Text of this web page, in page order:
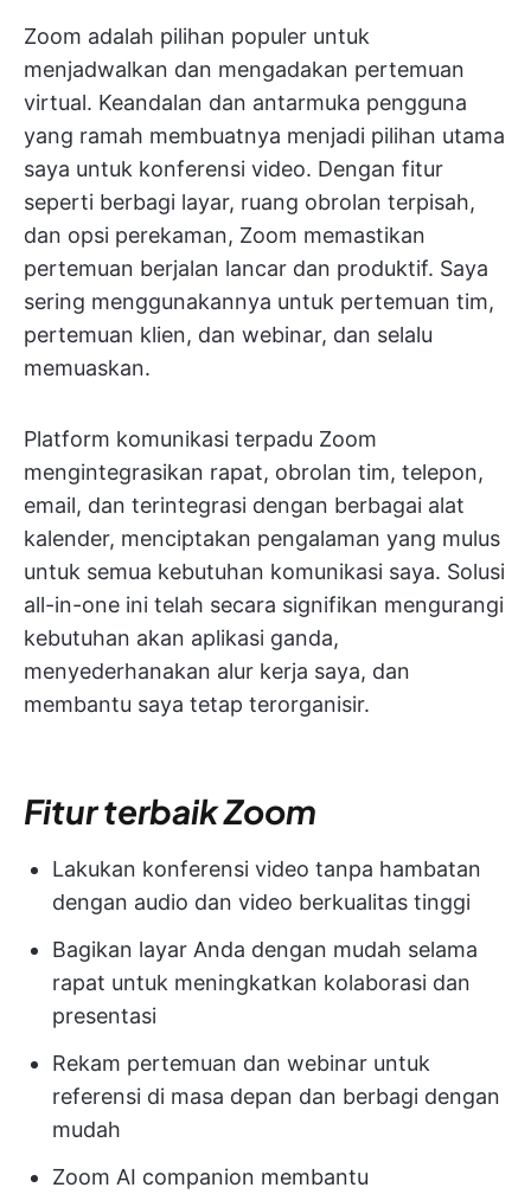
Zoom adalah pilihan populer untuk
menjadwalkan dan mengadakan pertemuan
virtual. Keandalan dan antarmuka pengguna
yang ramah membuatnya menjadi pilihan utama
saya untuk konferensi video. Dengan fitur
seperti berbagi layar, ruang obrolan terpisah,
dan opsi perekaman, Zoom memastikan
pertemuan berjalan lancar dan produktif. Saya
sering menggunakannya untuk pertemuan tim,
pertemuan klien, dan webinar, dan selalu
memuaskan.
Platform komunikasi terpadu Zoom
mengintegrasikan rapat, obrolan tim, telepon,
email, dan terintegrasi dengan berbagai alat
kalender, menciptakan pengalaman yang mulus
untuk semua kebutuhan komunikasi saya. Solusi
all-in-one ini telah secara signifikan mengurangi
kebutuhan akan aplikasi ganda,
menyederhanakan alur kerja saya, dan
membantu saya tetap terorganisir.
Fitur terbaik Zoom
Lakukan konferensi video tanpa hambatan
dengan audio dan video berkualitas tinggi
Bagikan layar Anda dengan mudah selama
rapat untuk meningkatkan kolaborasi dan
presentasi
Rekam pertemuan dan webinar untuk
referensi di masa depan dan berbagi dengan
mudah
Zoom AI companion membantu